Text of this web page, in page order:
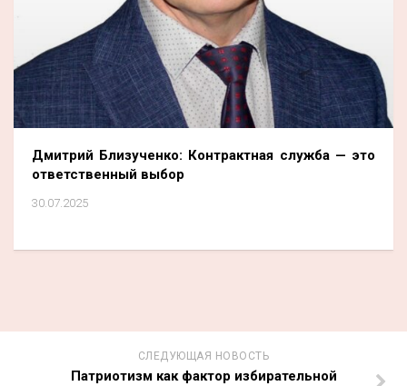
Дмитрий Близученко: Контрактная служба — это
ответственный выбор
30.07.2025
СЛЕДУЮЩАЯ НОВОСТЬ
Патриотизм как фактор избирательной